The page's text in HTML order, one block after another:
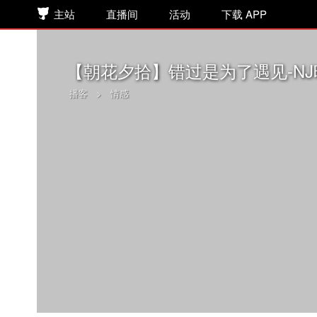
主站 直播间 活动 下载 APP
【朝花夕拾】错过是为了遇见-
播客 > 情感